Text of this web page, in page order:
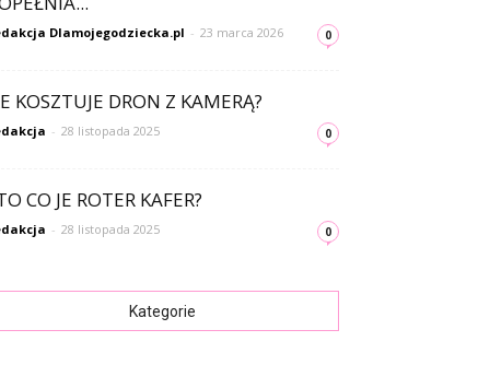
Dlamojegodziecka.pl - 23 marca 2026 0
KOSZTUJE DRON Z KAMERĄ?
- 28 listopada 2025 0
CO JE ROTER KAFER?
- 28 listopada 2025 0
Kategorie